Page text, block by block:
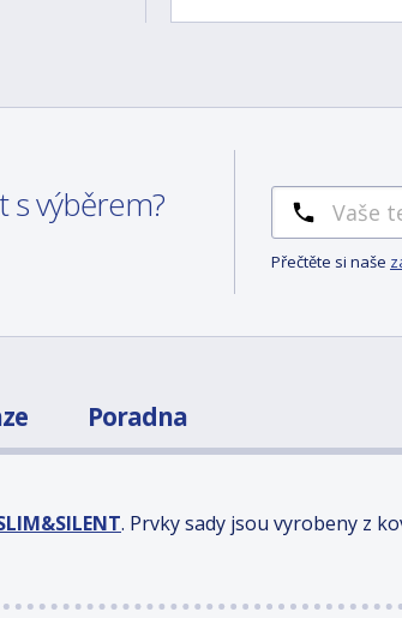
s výběrem?
Přečtěte si naše
Poradna
. Prvky sady jsou vyrobeny z